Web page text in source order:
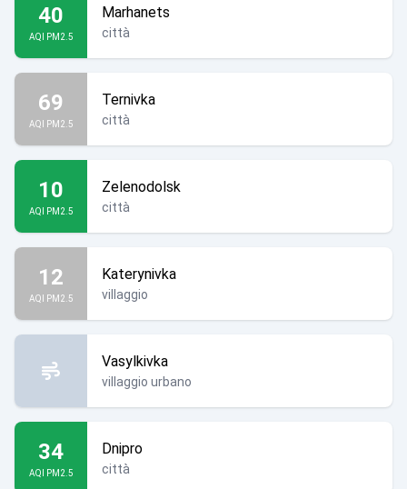
40
AQI PM2.5
Marhanets
città
69
AQI PM2.5
Ternivka
città
10
AQI PM2.5
Zelenodolsk
città
12
AQI PM2.5
Katerynivka
villaggio
Vasylkivka
villaggio urbano
34
AQI PM2.5
Dnipro
città